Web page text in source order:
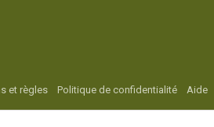
et règles Politique de confidentialité Aide